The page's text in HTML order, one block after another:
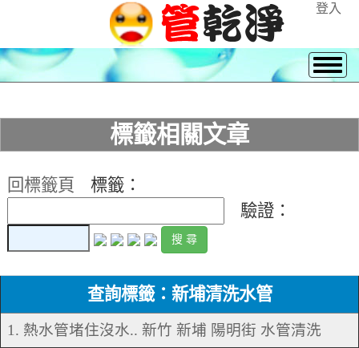
登入
標籤相關文章
回標籤頁
標籤：
驗證：
查詢標籤：新埔清洗水管
1. 熱水管堵住沒水.. 新竹 新埔 陽明街 水管清洗